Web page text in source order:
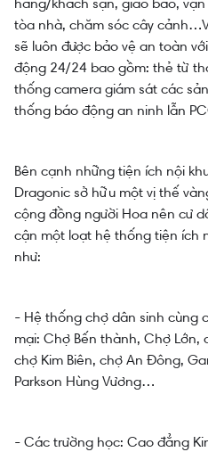
tòa nhà, chăm sóc cây
sẽ luôn được bảo vệ an toàn
động 24/24 bao gồm: thẻ từ
thống camera giám sát các
thống báo động an ninh lẫn
Bên cạnh những tiện ích nội
Dragonic sở hữu một vị thế
cộng đồng người Hoa nên cư
cận một loạt hệ thống tiện ích
như:
- Hệ thống chợ dân sinh cùng
mại: Chợ Bến thành, Chợ Lớn,
chợ Kim Biên, chợ An Đông,
Parkson Hùng Vương…
- Các trường học: Cao đẳng